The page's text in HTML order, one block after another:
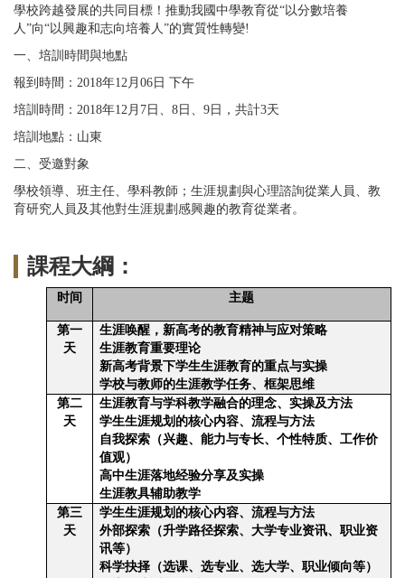
學校跨越發展的共同目標！推動我國中學教育從“以分數培養
人”向“以興趣和志向培養人”的實質性轉變!
一、培訓時間與地點
報到時間： 2018年12月 06 日 下午
培訓時間： 2018年12月 7 日、 8 日、 9 日，共計3天
培訓地點：山東
二、受邀對象
學校領導、班主任、學科教師；生涯規劃與心理諮詢從業人員、教
育研究人員及其他對生涯規劃感興趣的教育從業者。
課程大綱：
时间 主题
第一
天
生涯唤醒，新高考的教育精神与应对策略
生涯教育重要理论
新高考背景下学生生涯教育的重点与实操
学校与教师的生涯教学任务、框架思维
第二
天
生涯教育与学科教学融合的理念、实操及方法
学生生涯规划的核心内容、流程与方法
自我探索（兴趣、能力与专长、个性特质、工作价
值观）
高中生涯落地经验分享及实操
生涯教具辅助教学
第三
天
学生生涯规划的核心内容、流程与方法
外部探索（升学路径探索、大学专业资讯、职业资
讯等）
科学抉择（选课、选专业、选大学、职业倾向等）